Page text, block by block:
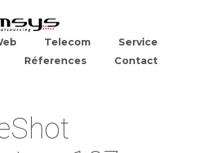
Telecom
Service
Réferences
Contact